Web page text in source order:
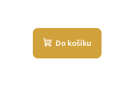
Do košíku